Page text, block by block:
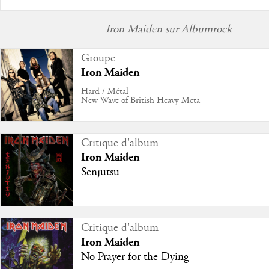
Iron Maiden sur Albumrock
Groupe
Iron Maiden
Hard / Métal
New Wave of British Heavy Meta
Critique d'album
Iron Maiden
Senjutsu
Critique d'album
Iron Maiden
No Prayer for the Dying